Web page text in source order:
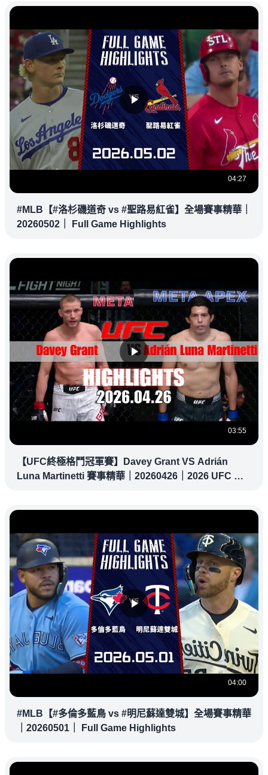
04:27
#MLB【#洛杉磯道奇 vs #聖路易紅雀】全場賽事精華｜
20260502｜ Full Game Highlights
03:55
【UFC終極格鬥冠軍賽】Davey Grant VS Adrián
Luna Martinetti 賽事精華｜20260426｜2026 UFC 鎖
04:00
#MLB【#多倫多藍鳥 vs #明尼蘇達雙城】全場賽事精華
｜20260501｜ Full Game Highlights